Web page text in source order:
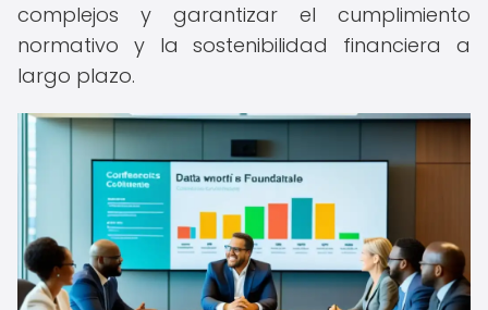
complejos y garantizar el cumplimiento
normativo y la sostenibilidad financiera a
largo plazo.